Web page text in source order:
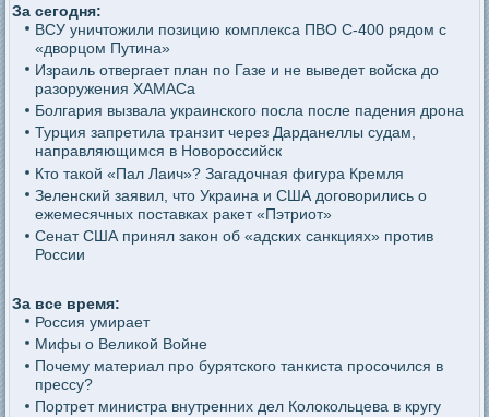
За сегодня:
ВСУ уничтожили позицию комплекса ПВО С-400 рядом с
«дворцом Путина»
Израиль отвергает план по Газе и не выведет войска до
разоружения ХАМАСа
Болгария вызвала украинского посла после падения дрона
Турция запретила транзит через Дарданеллы судам,
направляющимся в Новороссийск
Кто такой «Пал Лаич»? Загадочная фигура Кремля
Зеленский заявил, что Украина и США договорились о
ежемесячных поставках ракет «Пэтриот»
Сенат США принял закон об «адских санкциях» против
России
За все время:
Россия умирает
Мифы о Великой Войне
Почему материал про бурятского танкиста просочился в
прессу?
Портрет министра внутренних дел Колокольцева в кругу